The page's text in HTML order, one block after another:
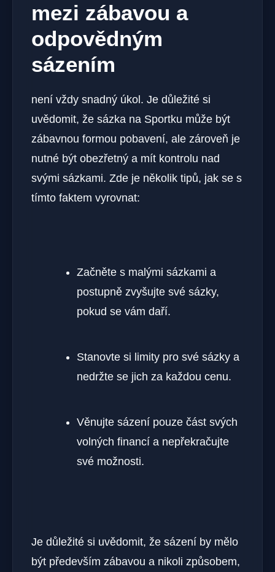
mezi zábavou a
odpovědným
sázením
není vždy snadný úkol. Je důležité si
uvědomit, že sázka na Sportku může být
zábavnou formou pobavení, ale zároveň je
nutné být obezřetný a mít kontrolu nad
svými sázkami. Zde je několik tipů, jak se s
tímto faktem vyrovnat:
Začněte s malými sázkami a
postupně zvyšujte své sázky,
pokud se vám daří.
Stanovte si limity pro své sázky a
nedržte se jich za každou cenu.
Věnujte sázení pouze část svých
volných financí a nepřekračujte
své možnosti.
Je důležité si uvědomit, že sázení by mělo
být především zábavou a nikoli způsobem,